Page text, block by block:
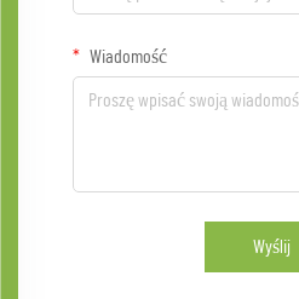
Wiadomość
Wyślij